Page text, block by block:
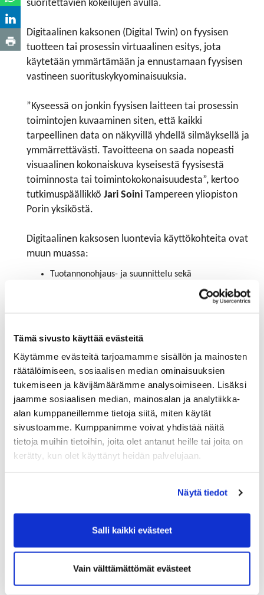
Tämä sivusto käyttää evästeitä
Käytämme evästeitä tarjoamamme sisällön ja mainosten
räätälöimiseen, sosiaalisen median ominaisuuksien
tukemiseen ja kävijämäärämme analysoimiseen. Lisäksi
jaamme sosiaalisen median, mainosalan ja analytiikka-
alan kumppaneillemme tietoja siitä, miten käytät
sivustoamme. Kumppanimme voivat yhdistää näitä
tietoja muihin tietoihin, joita olet antanut heille tai joita on
kerätty, kun olet käyttänyt heidän palvelujaan.
Näytä tiedot
Salli kaikki evästeet
Vain välttämättömät evästeet
suoritettavien kokeilujen avulla.
Digitaalinen kaksonen (Digital Twin) on fyysisen
tuotteen tai prosessin virtuaalinen esitys, jota
käytetään ymmärtämään ja ennustamaan fyysisen
vastineen suorituskykyominaisuuksia.
”Kyseessä on jonkin fyysisen laitteen tai prosessin
toimintojen kuvaaminen siten, että kaikki
tarpeellinen data on näkyvillä yhdellä silmäyksellä ja
ymmärrettävästi. Tavoitteena on saada nopeasti
visuaalinen kokonaiskuva kyseisestä fyysisestä
toiminnosta tai toimintokokonaisuudesta”, kertoo
tutkimuspäällikkö Jari Soini Tampereen yliopiston
Porin yksiköstä.
Digitaalinen kaksosen luontevia käyttökohteita ovat
muun muassa:
Tuotannonohjaus- ja suunnittelu sekä
Uusien ominaisuuksien tai vaihtoehtoisten
Teknologiakonseptien kelpoistaminen
Vikatilanteiden seuranta ja vaaratilanteiden
Ihmisen ja robotin yhteistyö
Kohteen tarkkailu ja valvonta
Perehdytys, koulutus ja työnohjaus
Tekoälyn ja automaation hyödyntäminen (digitaalisen
kaksosen käyttöönoton avulla)
”Etsimme parhaillaan yrityksiä ja organisaatioita,
kynnyksen mahdollisuuden tutustua ja kokeilla
konseptia meidän avustuksellamme”, Soini toteaa.
Hankkeen kokeiluihin on mahdollista päästä mukaan